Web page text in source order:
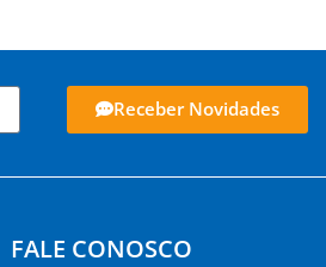
Receber Novidades
FALE CONOSCO